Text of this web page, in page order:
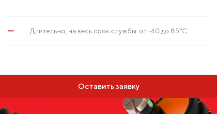
Длительно, на весь срок службы: от -40 до 85°С
Оставить заявку